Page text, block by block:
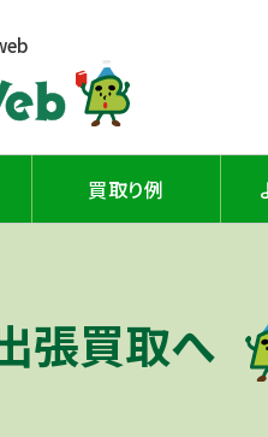
買取り例
張買取へ